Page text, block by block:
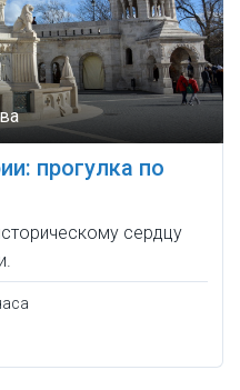
прогулка по
сердцу